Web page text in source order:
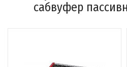
cабвуфер